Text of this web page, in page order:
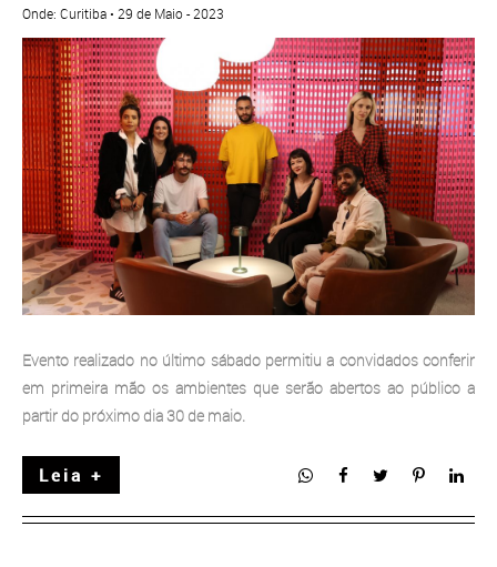
Onde: Curitiba • 29 de Maio - 2023
Evento realizado no último sábado permitiu a convidados conferir
em primeira mão os ambientes que serão abertos ao público a
partir do próximo dia 30 de maio.
Leia +